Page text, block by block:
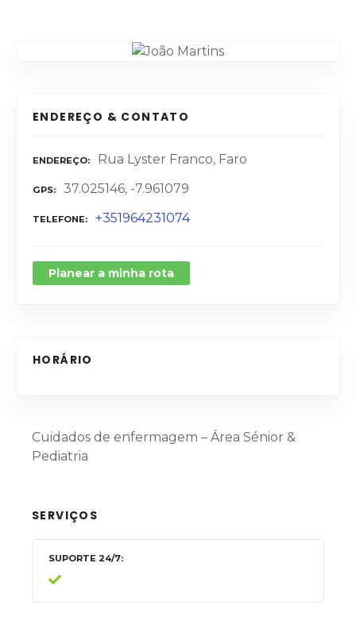
ENDEREÇO & CONTATO
ENDEREÇO Rua Lyster Franco, Faro
GPS 37.025146, -7.961079
TELEFONE +351964231074
Planear a minha rota
HORÁRIO
Cuidados de enfermagem – Área Sénior &
Pediatria
SERVIÇOS
SUPORTE 24/7